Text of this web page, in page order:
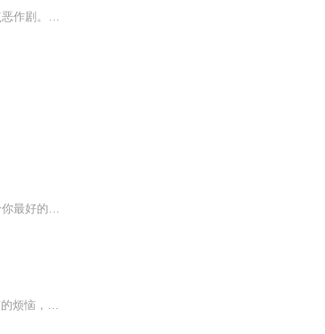
成长过程中的喜怒哀乐，不仅有真实的快乐，也有虚幻的恐惧，还有那么一点点苦涩，一点点羞涩，一点点恶作剧。当初出了多大的糗，事后回忆起来就有多大的乐
说什么搞定他就能回去，结果反派大佬千变万化。冷酷无情时：我是不可能喜欢你的。宠妻上瘾时：我想给你最好的。疯批发狠时：说了叫我云琛哥哥，你为什么总是记不住？病娇粘人时：乖，给我洗头；乖，给我做饭，乖…
心态好一切都好 “遇事不怒，对错不辩，输赢不争，才是为人处世的大智慧。”仔细想想，确实如此。人所有的烦恼，皆来自于内心的不安宁。有修为的人,沉得住气，看得透是非，放得下得失，活得通透洒脱，从容自在。不怒，是一种修为“怒”字拆开就是“奴心”...